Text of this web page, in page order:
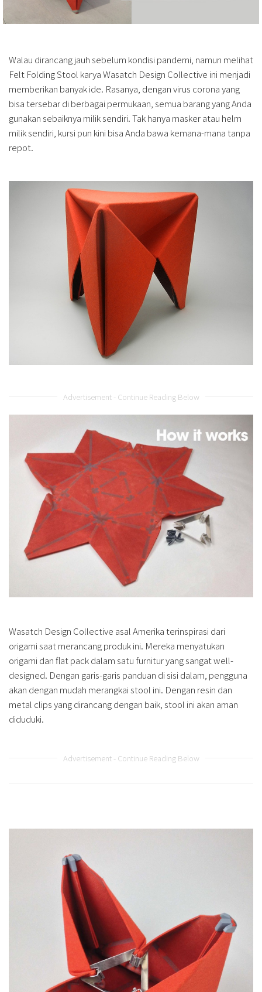
Walau dirancang jauh sebelum kondisi pandemi, namun melihat
Felt Folding Stool karya Wasatch Design Collective ini menjadi
memberikan banyak ide. Rasanya, dengan virus corona yang
bisa tersebar di berbagai permukaan, semua barang yang Anda
gunakan sebaiknya milik sendiri. Tak hanya masker atau helm
milik sendiri, kursi pun kini bisa Anda bawa kemana-mana tanpa
repot.
Advertisement - Continue Reading Below
Wasatch Design Collective asal Amerika terinspirasi dari
origami saat merancang produk ini. Mereka menyatukan
origami dan flat pack dalam satu furnitur yang sangat well-
designed. Dengan garis-garis panduan di sisi dalam, pengguna
akan dengan mudah merangkai stool ini. Dengan resin dan
metal clips yang dirancang dengan baik, stool ini akan aman
diduduki.
Advertisement - Continue Reading Below